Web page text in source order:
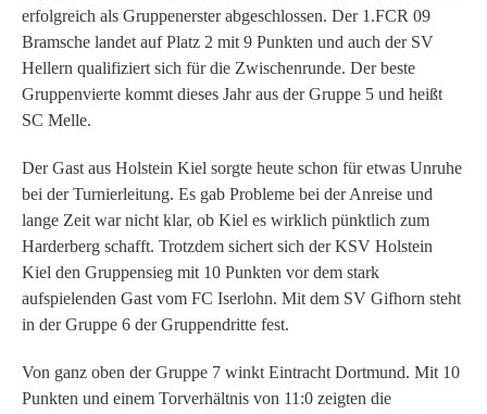
erfolgreich als Gruppenerster abgeschlossen. Der 1.FCR 09
Bramsche landet auf Platz 2 mit 9 Punkten und auch der SV
Hellern qualifiziert sich für die Zwischenrunde. Der beste
Gruppenvierte kommt dieses Jahr aus der Gruppe 5 und heißt
SC Melle.
Der Gast aus Holstein Kiel sorgte heute schon für etwas Unruhe
bei der Turnierleitung. Es gab Probleme bei der Anreise und
lange Zeit war nicht klar, ob Kiel es wirklich pünktlich zum
Harderberg schafft. Trotzdem sichert sich der KSV Holstein
Kiel den Gruppensieg mit 10 Punkten vor dem stark
aufspielenden Gast vom FC Iserlohn. Mit dem SV Gifhorn steht
in der Gruppe 6 der Gruppendritte fest.
Von ganz oben der Gruppe 7 winkt Eintracht Dortmund. Mit 10
Punkten und einem Torverhältnis von 11:0 zeigten die